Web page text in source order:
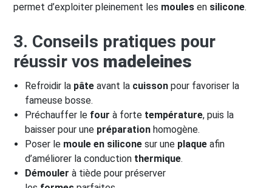
permet d’exploiter pleinement les moules en silicone.
3. Conseils pratiques pour
réussir vos madeleines
Refroidir la pâte avant la cuisson pour favoriser la
fameuse bosse.
Préchauffer le four à forte température, puis la
baisser pour une préparation homogène.
Poser le moule en silicone sur une plaque afin
d’améliorer la conduction thermique.
Démouler à tiède pour préserver